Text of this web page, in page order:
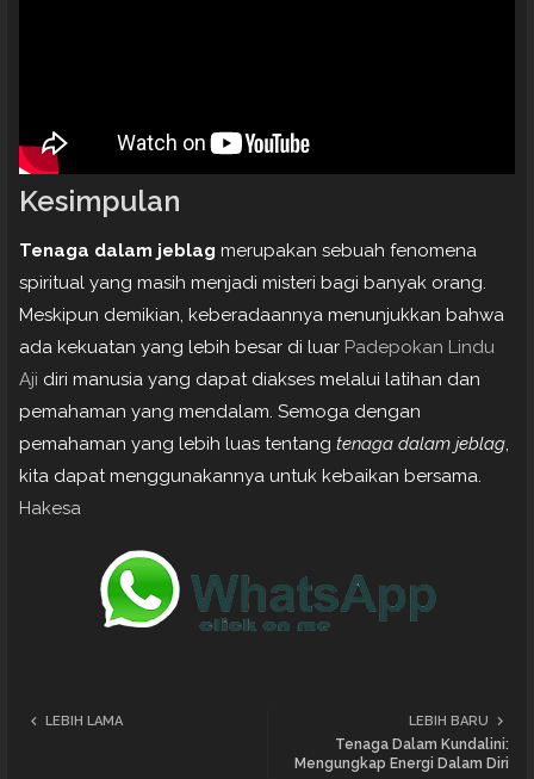
Kesimpulan
Tenaga dalam jeblag merupakan sebuah fenomena
spiritual yang masih menjadi misteri bagi banyak orang.
Meskipun demikian, keberadaannya menunjukkan bahwa
ada kekuatan yang lebih besar di luar Padepokan Lindu
Aji diri manusia yang dapat diakses melalui latihan dan
pemahaman yang mendalam. Semoga dengan
pemahaman yang lebih luas tentang tenaga dalam jeblag,
kita dapat menggunakannya untuk kebaikan bersama.
Hakesa
LEBIH BARU
Tenaga Dalam Kundalini:
Mengungkap Energi Dalam Diri
LEBIH LAMA